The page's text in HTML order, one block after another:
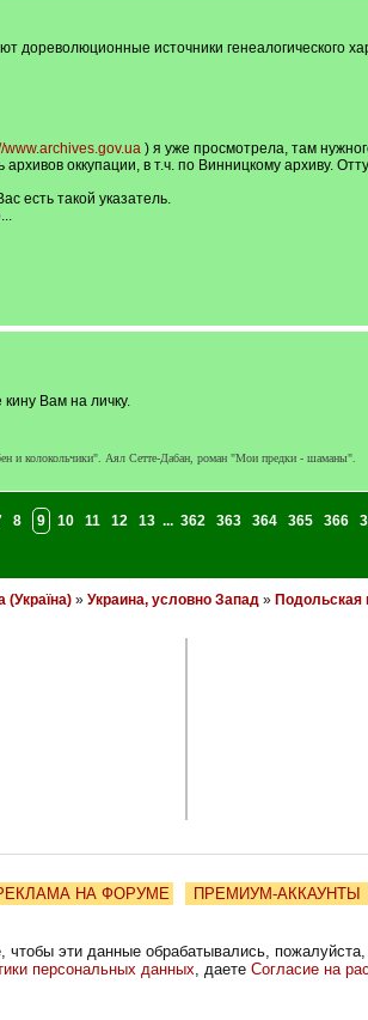
дореволюционные источники генеалогического
www.archives.gov.ua) я уже просмотрела, там
архивов оккупации, в т.ч. по Винницкому архиву.
есть такой указатель.
Вам на личку.
и колокольчики". Аял Сетте-Дабан, роман "Мои предки - шаманы".
8 9 10 11 12 13 ... 362 363 364 365 366
(Україна)» Украина, условно Запад» Подольская
НА ФОРУМЕ ПРЕМИУМ-АККАУНТЫ
эти данные обрабатывались, пожалуйста,
персональных данных, даете Согласие на